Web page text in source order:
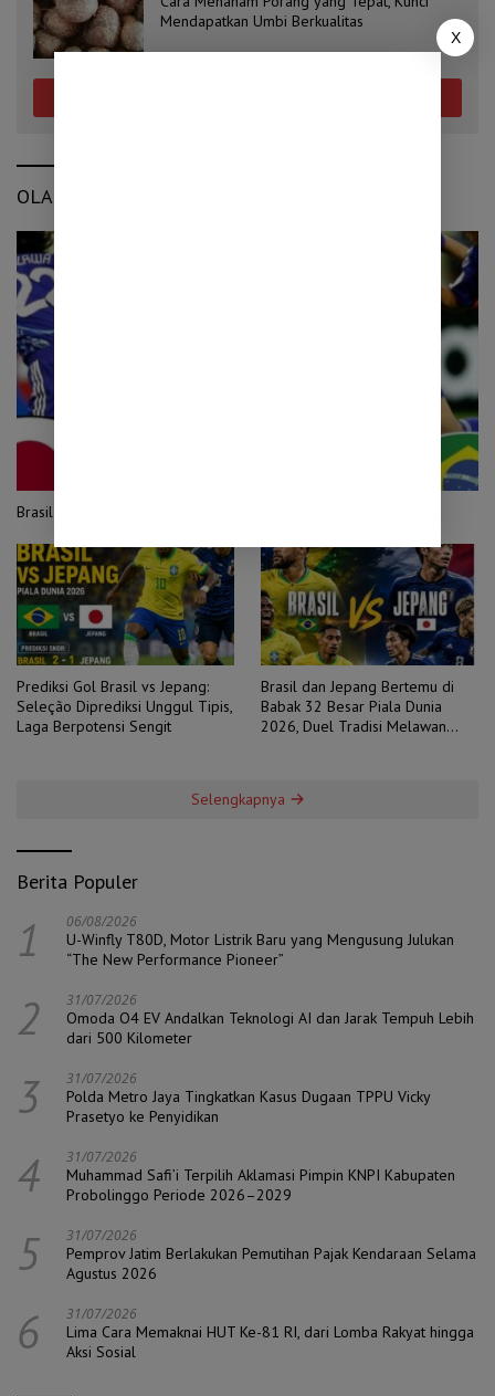
Mendapatkan Umbi Berkualitas
OLAHRAGA
Brasil vs Jepang: Mengulang Luka 2006 di Panggung Piala Dunia
Prediksi Gol Brasil vs Jepang:
Seleção Diprediksi Unggul Tipis,
Laga Berpotensi Sengit
Brasil dan Jepang Bertemu di
Babak 32 Besar Piala Dunia
2026, Duel Tradisi Melawan
Selengkapnya
Berita Populer
1 06/08/2026
U-Winfly T80D, Motor Listrik Baru yang Mengusung Julukan
“The New Performance Pioneer”
2 31/07/2026
Omoda O4 EV Andalkan Teknologi AI dan Jarak Tempuh Lebih
dari 500 Kilometer
3 31/07/2026
Polda Metro Jaya Tingkatkan Kasus Dugaan TPPU Vicky
Prasetyo ke Penyidikan
4 31/07/2026
Muhammad Safi’i Terpilih Aklamasi Pimpin KNPI Kabupaten
Probolinggo Periode 2026–2029
5 31/07/2026
Pemprov Jatim Berlakukan Pemutihan Pajak Kendaraan Selama
Agustus 2026
6 31/07/2026
Lima Cara Memaknai HUT Ke-81 RI, dari Lomba Rakyat hingga
Aksi Sosial
X